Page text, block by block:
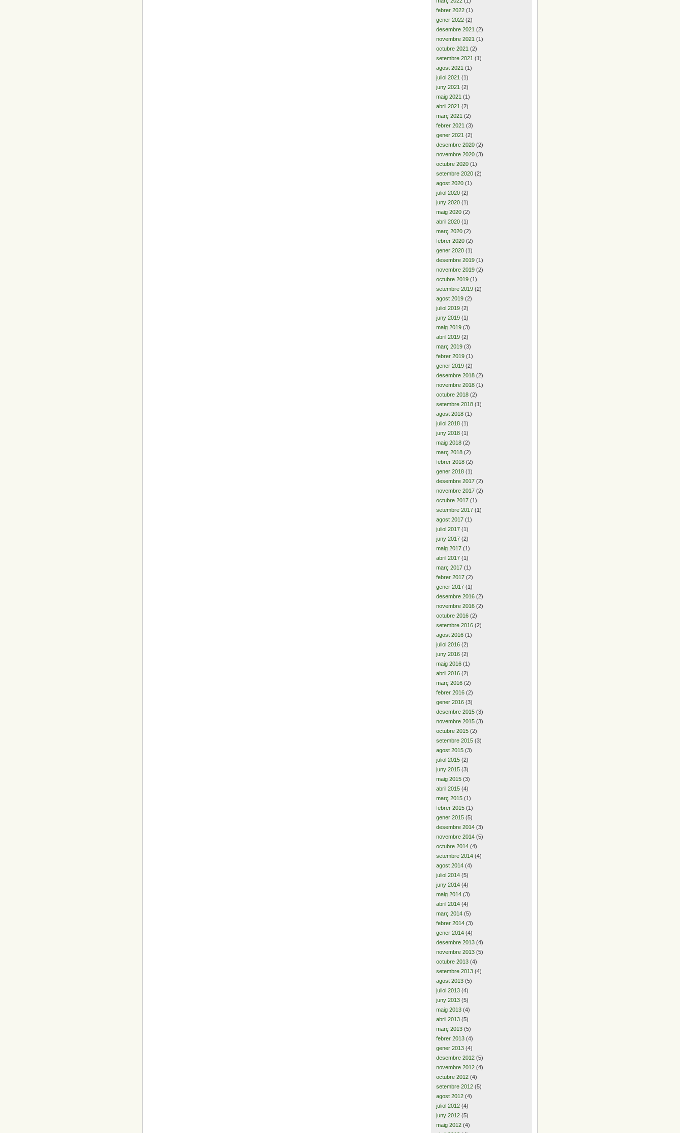
febrer 2022 (1)
gener 2022 (2)
desembre 2021 (2)
novembre 2021 (1)
octubre 2021 (2)
setembre 2021 (1)
agost 2021 (1)
juliol 2021 (1)
juny 2021 (2)
maig 2021 (1)
abril 2021 (2)
març 2021 (2)
febrer 2021 (3)
gener 2021 (2)
desembre 2020 (2)
novembre 2020 (3)
octubre 2020 (1)
setembre 2020 (2)
agost 2020 (1)
juliol 2020 (2)
juny 2020 (1)
maig 2020 (2)
abril 2020 (1)
març 2020 (2)
febrer 2020 (2)
gener 2020 (1)
desembre 2019 (1)
novembre 2019 (2)
octubre 2019 (1)
setembre 2019 (2)
agost 2019 (2)
juliol 2019 (2)
juny 2019 (1)
maig 2019 (3)
abril 2019 (2)
març 2019 (3)
febrer 2019 (1)
gener 2019 (2)
desembre 2018 (2)
novembre 2018 (1)
octubre 2018 (2)
setembre 2018 (1)
agost 2018 (1)
juliol 2018 (1)
juny 2018 (1)
maig 2018 (2)
març 2018 (2)
febrer 2018 (2)
gener 2018 (1)
desembre 2017 (2)
novembre 2017 (2)
octubre 2017 (1)
setembre 2017 (1)
agost 2017 (1)
juliol 2017 (1)
juny 2017 (2)
maig 2017 (1)
abril 2017 (1)
març 2017 (1)
febrer 2017 (2)
gener 2017 (1)
desembre 2016 (2)
novembre 2016 (2)
octubre 2016 (2)
setembre 2016 (2)
agost 2016 (1)
juliol 2016 (2)
juny 2016 (2)
maig 2016 (1)
abril 2016 (2)
març 2016 (2)
febrer 2016 (2)
gener 2016 (3)
desembre 2015 (3)
novembre 2015 (3)
octubre 2015 (2)
setembre 2015 (3)
agost 2015 (3)
juliol 2015 (2)
juny 2015 (3)
maig 2015 (3)
abril 2015 (4)
març 2015 (1)
febrer 2015 (1)
gener 2015 (5)
desembre 2014 (3)
novembre 2014 (5)
octubre 2014 (4)
setembre 2014 (4)
agost 2014 (4)
juliol 2014 (5)
juny 2014 (4)
maig 2014 (3)
abril 2014 (4)
març 2014 (5)
febrer 2014 (3)
gener 2014 (4)
desembre 2013 (4)
novembre 2013 (5)
octubre 2013 (4)
setembre 2013 (4)
agost 2013 (5)
juliol 2013 (4)
juny 2013 (5)
maig 2013 (4)
abril 2013 (5)
març 2013 (5)
febrer 2013 (4)
gener 2013 (4)
desembre 2012 (5)
novembre 2012 (4)
octubre 2012 (4)
setembre 2012 (5)
agost 2012 (4)
juliol 2012 (4)
juny 2012 (5)
maig 2012 (4)